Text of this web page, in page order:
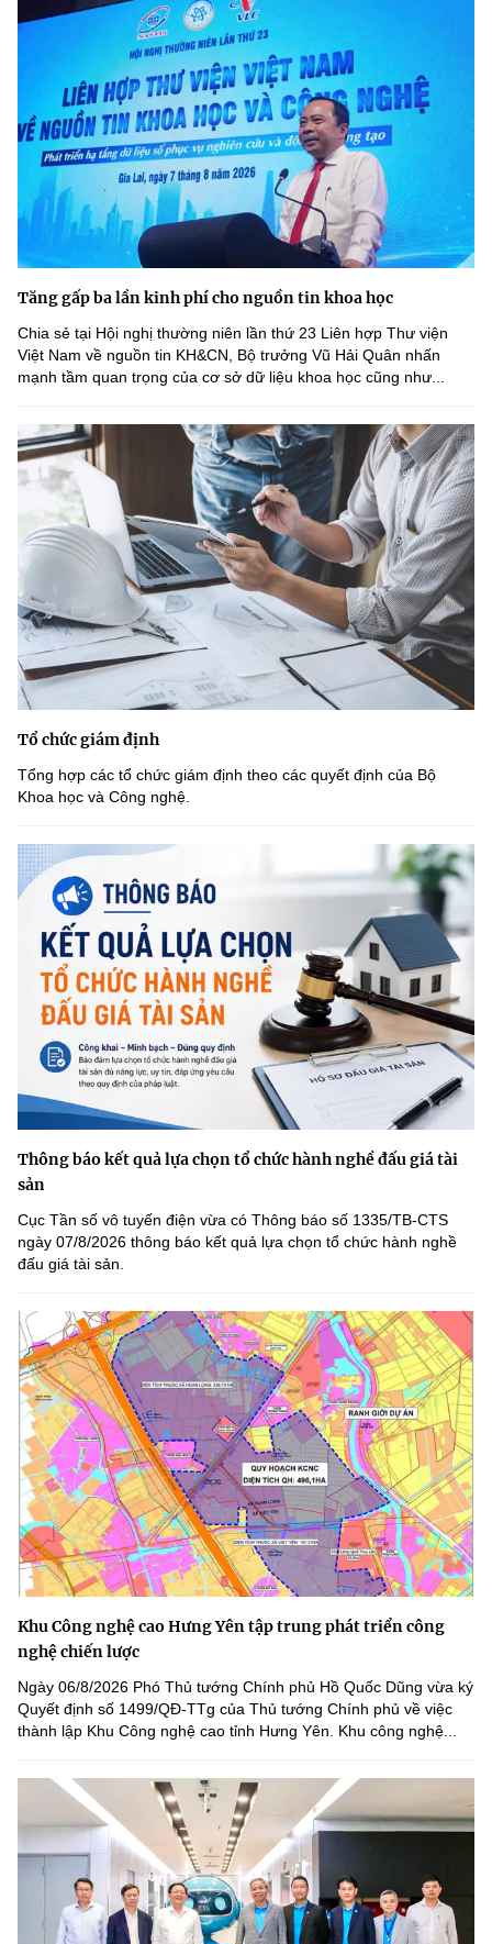
Tăng gấp ba lần kinh phí cho nguồn tin khoa học
Chia sẻ tại Hội nghị thường niên lần thứ 23 Liên hợp Thư viện
Việt Nam về nguồn tin KH&CN, Bộ trưởng Vũ Hải Quân nhấn
mạnh tầm quan trọng của cơ sở dữ liệu khoa học cũng như...
Tổ chức giám định
Tổng hợp các tổ chức giám định theo các quyết định của Bộ
Khoa học và Công nghệ.
Thông báo kết quả lựa chọn tổ chức hành nghề đấu giá tài
sản
Cục Tần số vô tuyến điện vừa có Thông báo số 1335/TB-CTS
ngày 07/8/2026 thông báo kết quả lựa chọn tổ chức hành nghề
đấu giá tài sản.
Khu Công nghệ cao Hưng Yên tập trung phát triển công
nghệ chiến lược
Ngày 06/8/2026 Phó Thủ tướng Chính phủ Hồ Quốc Dũng vừa ký
Quyết định số 1499/QĐ-TTg của Thủ tướng Chính phủ về việc
thành lập Khu Công nghệ cao tỉnh Hưng Yên. Khu công nghệ...